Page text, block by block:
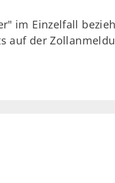
im Einzelfall
der